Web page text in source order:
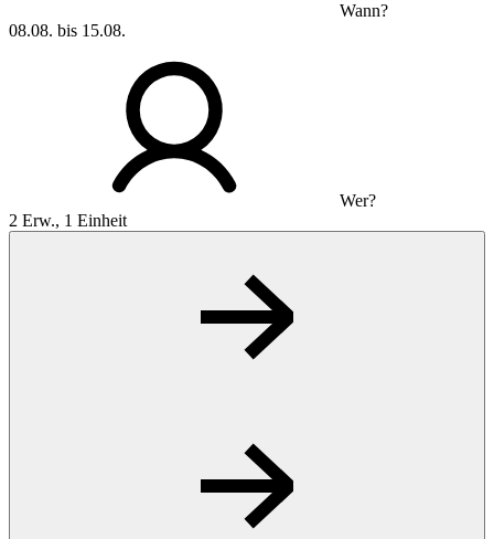
Wann?
08.08. bis 15.08.
Wer?
2 Erw., 1 Einheit